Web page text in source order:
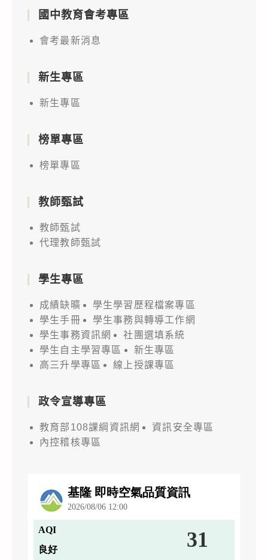
國中教育會考專區
會考最新消息
新生專區
新生專區
榜單專區
榜單專區
教師甄試
教師甄試
代理教師甄試
學生專區
成績缺曠
學生學習歷程檔案專區
學生手冊
學生事務與轉導工作網
學生事務資訊網
社團選填系統
學生自主學習專區
新生專區
高三升學專區
線上授課專區
政令宣導專區
教育部108課綱資訊網
資訊安全專區
內控稽核專區